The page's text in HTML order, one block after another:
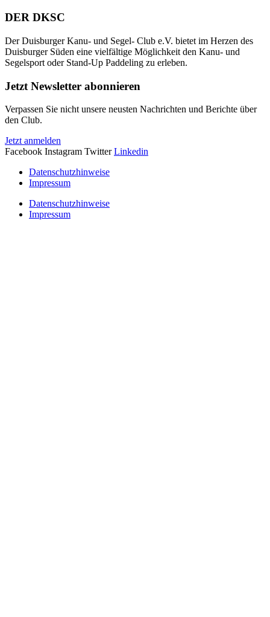
DER DKSC
Der Duisburger Kanu- und Segel- Club e.V. bietet im Herzen des
Duisburger Süden eine vielfältige Möglichkeit den Kanu- und
Segelsport oder Stand-Up Paddeling zu erleben.
Jetzt Newsletter abonnieren
Verpassen Sie nicht unsere neusten Nachrichten und Berichte über
den Club.
Jetzt anmelden
Facebook Instagram Twitter Linkedin
Datenschutzhinweise
Impressum
Datenschutzhinweise
Impressum